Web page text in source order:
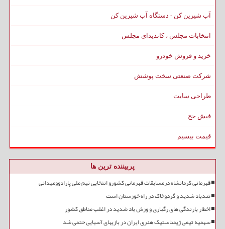
آب شیرین کن - دستگاه آب شیرین کن
انتخابات مجلس ، کاندیدای مجلس
خرید و فروش خودرو
شرکت صنعتی سخت پوشش
طراحی سایت
فیش حج
قیمت بیسیم
پربیننده ترین ها
قهرمانی کرمانشاه درمسابقات قهرمانی کشورو انتخابی تیم ملی پارادوومیدانی
تندباد شدید و گردوخاک در راه خوزستان است
اخطار بارندگی های رگباری و وزش باد شدید در اغلب مناطق کشور
سهمیه تیمی ژیمناستیک هنری ایران در بازیهای آسیایی حتمی شد